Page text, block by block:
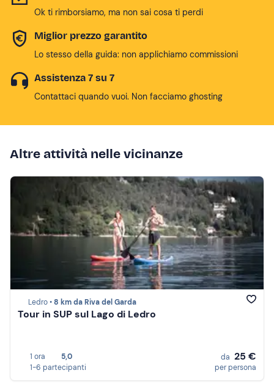
Ok ti rimborsiamo, ma non sai cosa ti perdi
Miglior prezzo garantito
Lo stesso della guida: non applichiamo commissioni
Assistenza 7 su 7
Contattaci quando vuoi. Non facciamo ghosting
Altre attività nelle vicinanze
Ledro •8 km da Riva del Garda
Tour in SUP sul Lago di Ledro
1 ora
5,0
1-6 partecipanti
da 25 €
per persona